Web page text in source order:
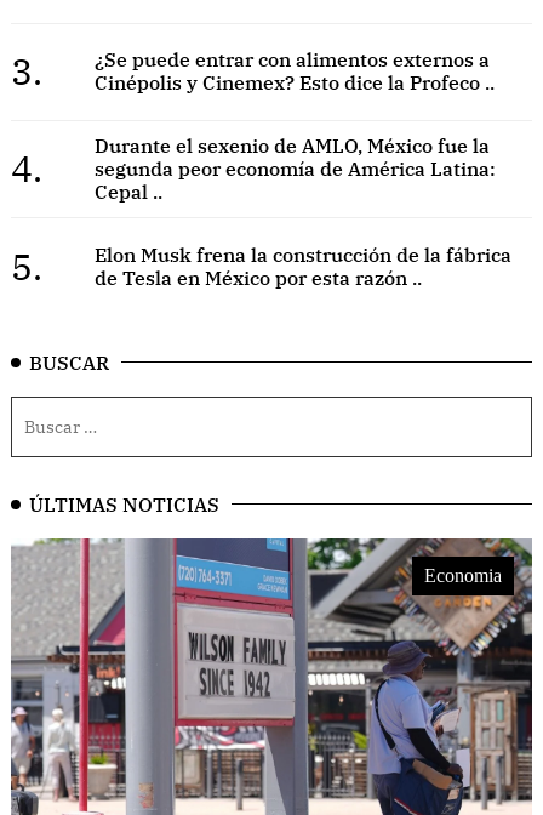
3.
¿Se puede entrar con alimentos externos a
Cinépolis y Cinemex? Esto dice la Profeco ..
4.
Durante el sexenio de AMLO, México fue la
segunda peor economía de América Latina:
Cepal ..
5.
Elon Musk frena la construcción de la fábrica
de Tesla en México por esta razón ..
BUSCAR
ÚLTIMAS NOTICIAS
Economia